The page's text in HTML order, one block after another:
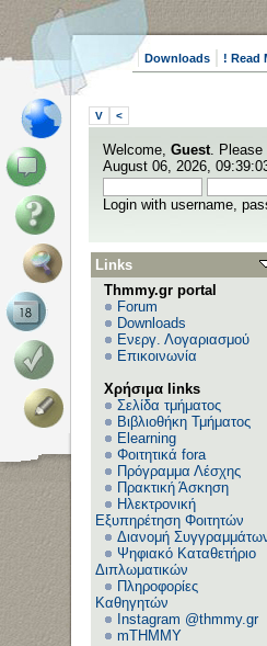
Downloads ! Read
V <
Welcome, Guest. Please
August 06, 2026,
Login with username,
Links
Thmmy.gr portal
Forum
Downloads
Ενεργ. Λογαριασμού
Επικοινωνία
Χρήσιμα links
Σελίδα τμήματος
Βιβλιοθήκη Τμήματος
Elearning
Φοιτητικά fora
Πρόγραμμα Λέσχης
Πρακτική Άσκηση
Ηλεκτρονική
Εξυπηρέτηση Φοιτητών
Διανομή
Ψηφιακό Καταθετήριο
Διπλωματικών
Πληροφορίες
Καθηγητών
Instagram @thmmy.gr
mTHMMY